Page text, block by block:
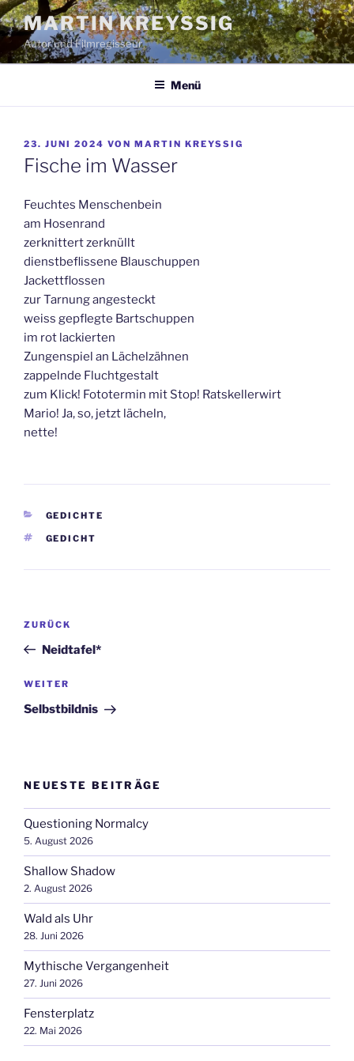
Zum
Inhalt
springen
MARTIN KREYSSIG
Autor und Filmregisseur
Menü
VERÖFFENTLICHT
AM
23. JUNI 2024 VON MARTIN KREYSSIG
Fische im Wasser
Feuchtes Menschenbein
am Hosenrand
zerknittert zerknüllt
dienstbeflissene Blauschuppen
Jackettflossen
zur Tarnung angesteckt
weiss gepflegte Bartschuppen
im rot lackierten
Zungenspiel an Lächelzähnen
zappelnde Fluchtgestalt
zum Klick! Fototermin mit Stop! Ratskellerwirt
Mario! Ja, so, jetzt lächeln,
nette!
KATEGORIEN
GEDICHTE
SCHLAGWÖRTER
GEDICHT
Beitragsnavigation
Vorheriger
Beitrag
ZURÜCK
Neidtafel*
Nächster
Beitrag
WEITER
Selbstbildnis
NEUESTE BEITRÄGE
Questioning Normalcy
5. August 2026
Shallow Shadow
2. August 2026
Wald als Uhr
28. Juni 2026
Mythische Vergangenheit
27. Juni 2026
Fensterplatz
22. Mai 2026